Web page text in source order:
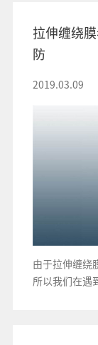
拉伸缠绕
防
2019.03.09
由于拉伸缠绕
所以我们在遇